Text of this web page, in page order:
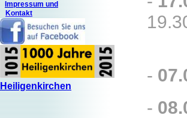
Impressum und
Kontakt
Heiligenkirchen
-
-